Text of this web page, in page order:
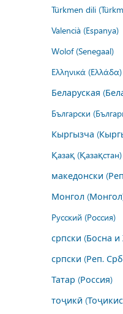
Türkmen dili
Valencià (Espanya)
Wolof (Senegaal)
Ελληνικά (Ελλάδα)
Беларуская
Български
Кыргызча
Қазақ (Қазақстан)
македонски
Монгол
Русский (Россия)
српски (Босна
српски (Реп.
Татар (Россия)
тоҷикӣ